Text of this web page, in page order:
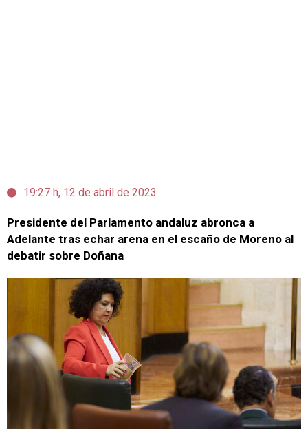
19:27 h, 12 de abril de 2023
Presidente del Parlamento andaluz abronca a
Adelante tras echar arena en el escaño de Moreno al
debatir sobre Doñana